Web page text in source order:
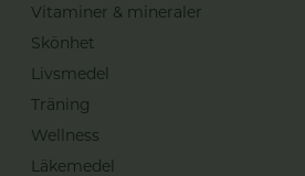
Vitaminer & mineraler
Skönhet
Livsmedel
Träning
Wellness
Läkemedel